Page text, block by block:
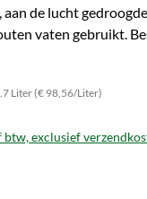
aan de lucht gedroogde
vaten gebruikt.
Liter (€ 98,56/Liter)
btw, exclusief